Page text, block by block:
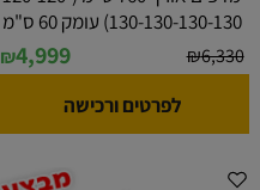
130-130-130-130) עומק 60 ס"מ
₪6,330
₪4,999
לפרטים ורכישה